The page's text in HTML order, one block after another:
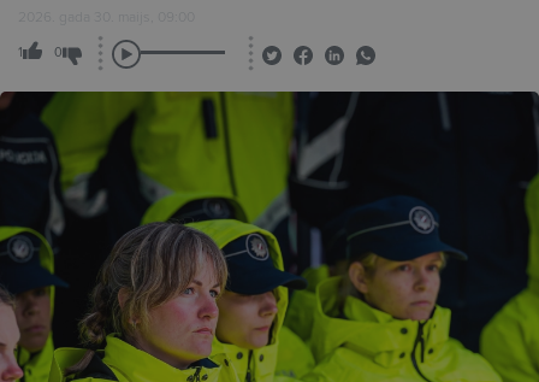
2026. gada 30. maijs, 09:00
1 0